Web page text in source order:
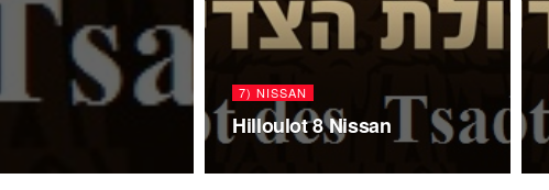
7) NISSAN
Hilloulot 8 Nissan